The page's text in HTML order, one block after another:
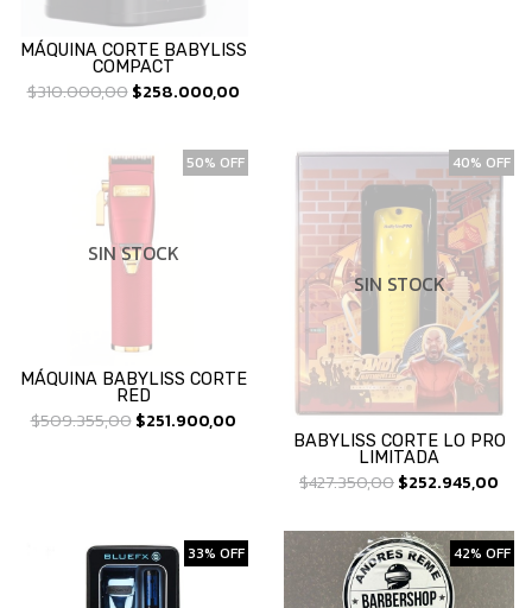
MÁQUINA CORTE BABYLISS
COMPACT
$310.000,00$258.000,00
50% OFF
SIN STOCK
MÁQUINA BABYLISS CORTE
RED
$509.355,00$251.900,00
40% OFF
SIN STOCK
BABYLISS CORTE LO PRO
LIMITADA
$427.350,00$252.945,00
33% OFF 42% OFF